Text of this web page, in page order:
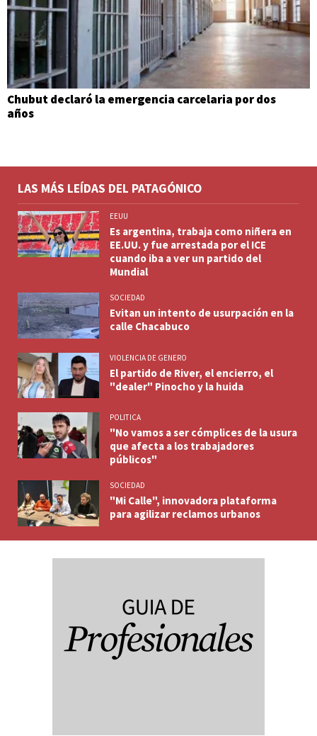
Chubut declaró la emergencia carcelaria por dos
años
LAS MÁS LEÍDAS DEL PATAGÓNICO
EEUU
Es argentina, trabaja como niñera en
EE.UU. y fue arrestada por el ICE
cuando iba a ver un partido del
Mundial
SOCIEDAD
Evitan un intento de usurpación en la
calle Chacabuco
VIOLENCIA DE GENERO
El partido de River, el encierro, el
"dealer" Pinocho y la huida
POLITICA
"No vamos a ser cómplices de la usura
que afecta a los trabajadores
públicos"
SOCIEDAD
"Mi Calle", innovadora plataforma
para agilizar reclamos urbanos